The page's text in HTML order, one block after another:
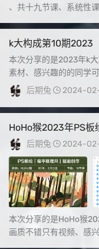
、共十九节课、系统性
k大构成第10期2023
本次分享的是2023年k
素材、感兴趣的的同学
后期兔
2024-
HoHo猴2023年PS板
后期兔 2024-
本次分享的是HoHo猴
画质不错只有视频、感